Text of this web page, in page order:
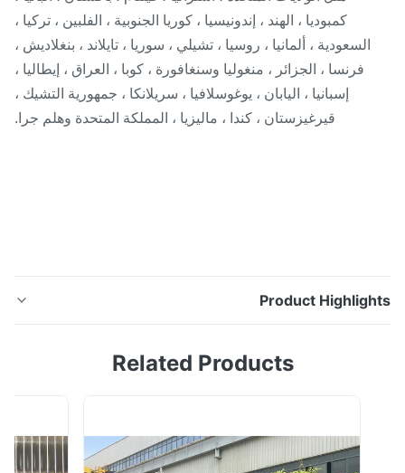
كمبوديا ، الهند ، إندونيسيا ، كوريا الجنوبية ، الفلبين ، تركيا ،
السعودية ، ألمانيا ، روسيا ، تشيلي ، سوريا ، تايلاند ، بنغلاديش ،
فرنسا ، الجزائر ، منغوليا وسنغافورة ، كوبا ، العراق ، إيطاليا ،
إسبانيا ، اليابان ، يوغوسلافيا ، سريلانكا ، جمهورية التشيك ،
قيرغيزستان ، كندا ، ماليزيا ، المملكة المتحدة وهلم جرا.
Product
معتمدة من غلاية البخار فوائد 1.إنه يستعيد المزيد من حرارة
الطاقة ضغوطاً لزيادة كفاءة المرجل.لذلك باستخدام الموفر ،
يمكن تقليل هذا الضغط. ...
Related Products